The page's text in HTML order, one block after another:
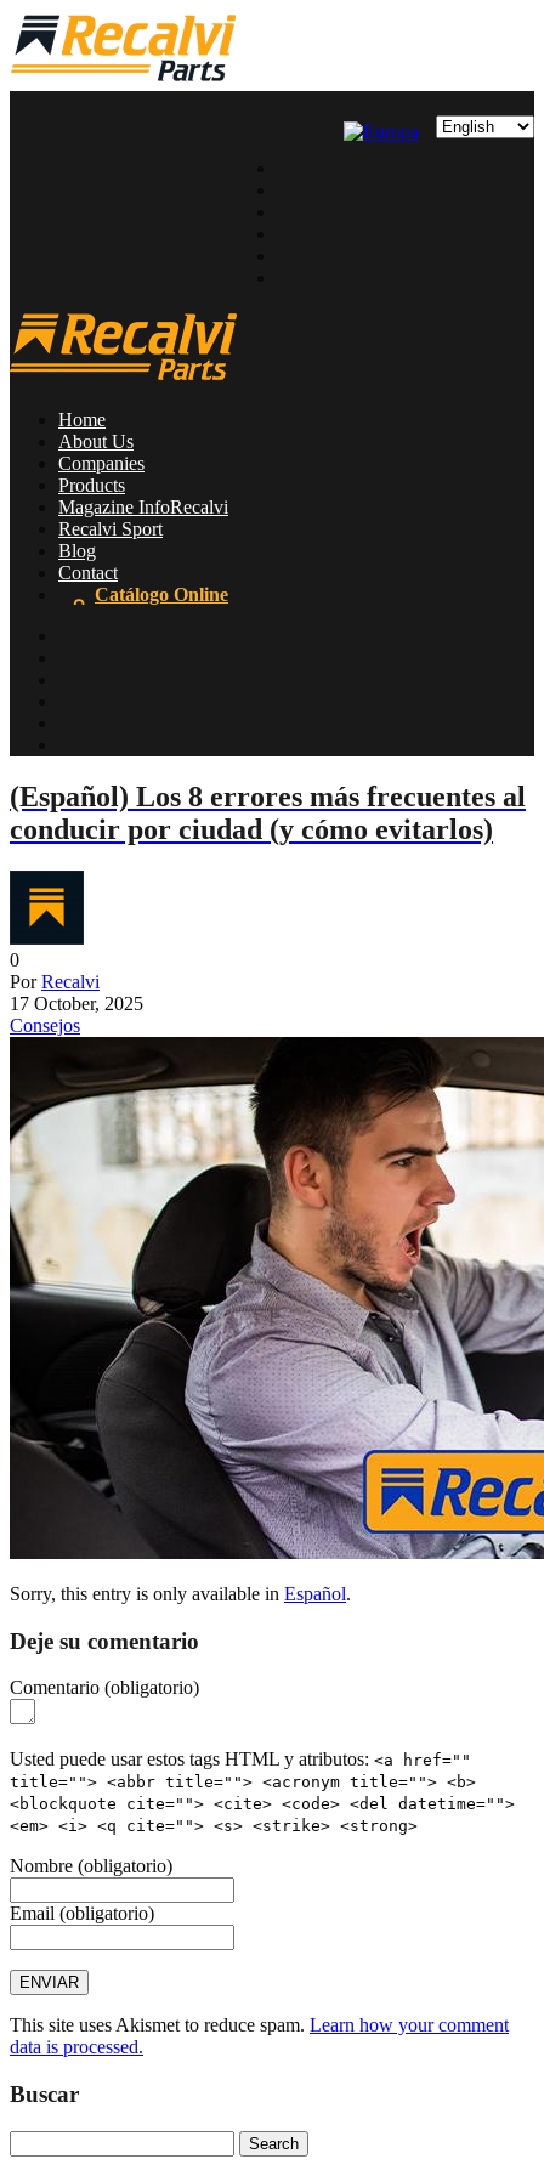
Home
About Us
Companies
Products
Magazine InfoRecalvi
Recalvi Sport
Blog
Contact
Catálogo Online
(Español) Los 8 errores más frecuentes al
conducir por ciudad (y cómo evitarlos)
0
PorRecalvi
17 October, 2025
Consejos
Sorry, this entry is only available in Español.
Deje su comentario
Comentario (obligatorio)
Usted puede usar estos tags HTML y atributos: <a href=""
title=""> <abbr title=""> <acronym title=""> <b>
<blockquote cite=""> <cite> <code> <del datetime="">
<em> <i> <q cite=""> <s> <strike> <strong>
Nombre (obligatorio)
Email (obligatorio)
This site uses Akismet to reduce spam. Learn how your comment
data is processed.
Buscar
for: